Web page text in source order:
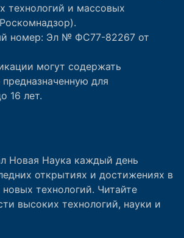
технологий и массовых
номер: Эл № ФС77-82267 от
могут содержать
для
16 лет.
Новая Наука каждый день
открытиях и достижениях в
технологий. Читайте
высоких технологий, науки и